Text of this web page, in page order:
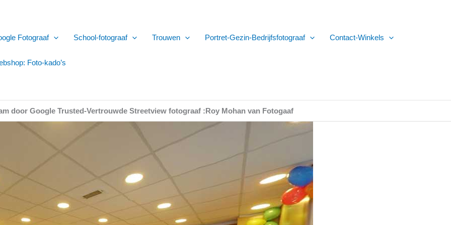
Fotograaf School-fotograaf Trouwen Portret-Gezin-Bedrijfsfotograaf Contact-Winkels
Foto-kado’s
door Google Trusted-Vertrouwde Streetview fotograaf :Roy Mohan van Fotogaaf